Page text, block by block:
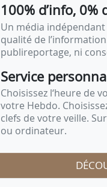
100% d’info, 0%
Un média
qualité de
publireportage, ni
Service
Choisissez l‘heure de
votre Hebdo.
clefs de votre veille.
ou ordinateur.